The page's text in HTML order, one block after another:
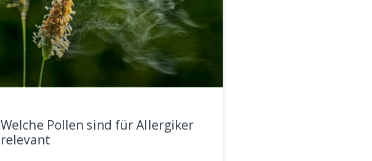
Welche Pollen sind für Allergiker
relevant